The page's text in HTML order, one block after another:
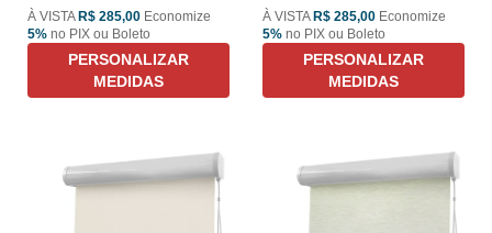
À VISTAR$ 285,00 Economize
5% no PIX ou Boleto
PERSONALIZAR
MEDIDAS
À VISTAR$ 285,00 Economize
5% no PIX ou Boleto
PERSONALIZAR
MEDIDAS